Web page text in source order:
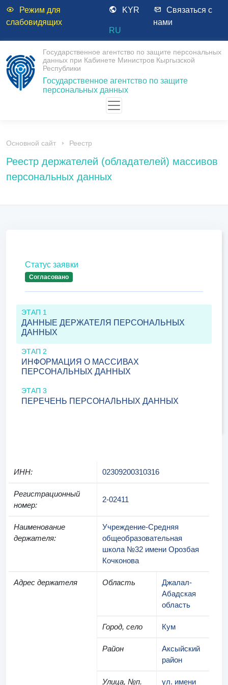
Режим для
слабовидящих
KYR
RU
Связаться с
нами
Государственное агентство по защите персональных
данных при Кабинете Министров Кыргызской
Республики
Государственное агентство по защите
персональных данных
Основной сайт Реестр
Реестр держателей (обладателей) массивов
персональных данных
Статус заявки
Согласовано
ЭТАП 1
ДАННЫЕ ДЕРЖАТЕЛЯ ПЕРСОНАЛЬНЫХ
ДАННЫХ
ЭТАП 2
ИНФОРМАЦИЯ О МАССИВАХ
ПЕРСОНАЛЬНЫХ ДАННЫХ
ЭТАП 3
ПЕРЕЧЕНЬ ПЕРСОНАЛЬНЫХ ДАННЫХ
ИНН: 02309200310316
Регистрационный
номер:
2-02411
Наименование
держателя:
Учреждение-Средняя
общеобразовательная
школа №32 имени Орозбая
Кочконова
Адрес держателя Область
Джалал-
Абадская
область
Город, село Кум
Район
Аксыйский
район
Улица, №п.
ул. имени